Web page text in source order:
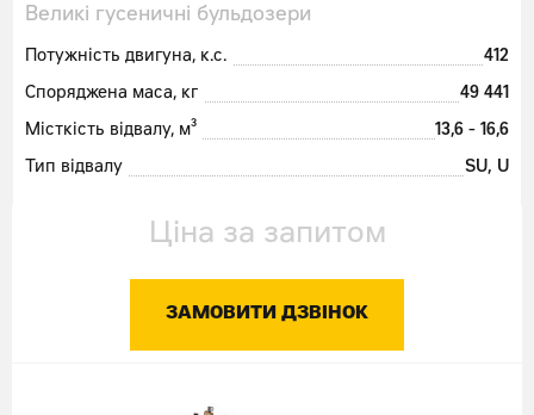
Великі гусеничні бульдозери
Потужність двигуна, к.с. 412
Споряджена маса, кг 49 441
Місткість відвалу, м³ 13,6 - 16,6
Тип відвалу SU, U
Ціна за запитом
ЗАМОВИТИ ДЗВІНОК